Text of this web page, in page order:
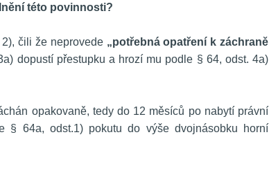
této povinnosti?
čili že neprovede „potřebná opatření k záchraně
dopustí přestupku a hrozí mu podle § 64, odst. 4a)
opakovaně, tedy do 12 měsíců po nabytí právní
§ 64a, odst.1) pokutu do výše dvojnásobku horní